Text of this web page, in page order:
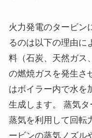
火力発電のタービン
るのは以下の理由に
料（石炭、天然ガス
の燃焼ガスを発生さ
はボイラー内で水を
生成します。 蒸気
蒸気を利用して回転
ービンの蒸気ノズル